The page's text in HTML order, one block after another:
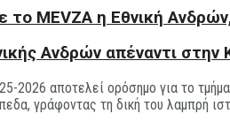
MEVZA η Εθνική
Ανδρών απέναντι στην
2026 αποτελεί ορόσημο για το
γράφοντας τη δική του λαμπρή